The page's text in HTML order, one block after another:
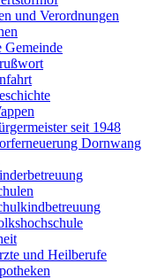
und Verordnungen
Gemeinde
seit 1948
Dornwang
und Heilberufe